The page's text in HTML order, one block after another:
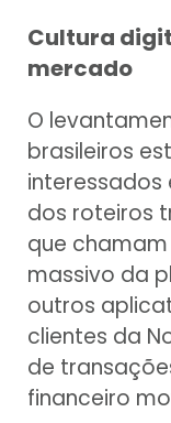
Cultura
mercado
O
brasileiros
interessados
dos roteiros
que
massivo da
outros
clientes da
de
financeiro